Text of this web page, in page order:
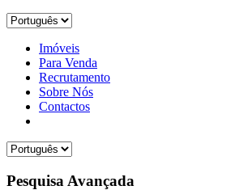
Imóveis
Para Venda
Recrutamento
Sobre Nós
Contactos
Pesquisa Avançada